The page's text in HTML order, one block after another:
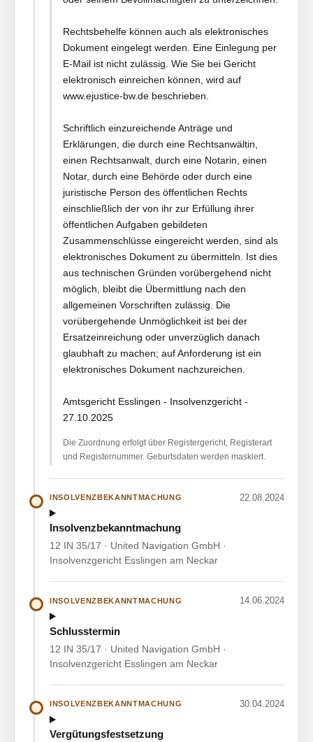
Rechtsbehelfe können auch als elektronisches
Dokument eingelegt werden. Eine Einlegung per
E-Mail ist nicht zulässig. Wie Sie bei Gericht
elektronisch einreichen können, wird auf
www.ejustice-bw.de beschrieben.
Schriftlich einzureichende Anträge und
Erklärungen, die durch eine Rechtsanwältin,
einen Rechtsanwalt, durch eine Notarin, einen
Notar, durch eine Behörde oder durch eine
juristische Person des öffentlichen Rechts
einschließlich der von ihr zur Erfüllung ihrer
öffentlichen Aufgaben gebildeten
Zusammenschlüsse eingereicht werden, sind als
elektronisches Dokument zu übermitteln. Ist dies
aus technischen Gründen vorübergehend nicht
möglich, bleibt die Übermittlung nach den
allgemeinen Vorschriften zulässig. Die
vorübergehende Unmöglichkeit ist bei der
Ersatzeinreichung oder unverzüglich danach
glaubhaft zu machen; auf Anforderung ist ein
elektronisches Dokument nachzureichen.
Amtsgericht Esslingen - Insolvenzgericht -
27.10.2025
Die Zuordnung erfolgt über Registergericht, Registerart
und Registernummer. Geburtsdaten werden maskiert.
INSOLVENZBEKANNTMACHUNG 22.08.2024
Insolvenzbekanntmachung
12 IN 35/17 · United Navigation GmbH ·
Insolvenzgericht Esslingen am Neckar
INSOLVENZBEKANNTMACHUNG 14.06.2024
Schlusstermin
12 IN 35/17 · United Navigation GmbH ·
Insolvenzgericht Esslingen am Neckar
INSOLVENZBEKANNTMACHUNG 30.04.2024
Vergütungsfestsetzung